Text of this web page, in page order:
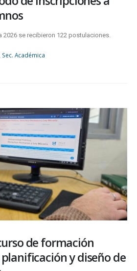
2026 se recibieron 122 postulaciones.
Sec. Académica
de formación
y diseño de